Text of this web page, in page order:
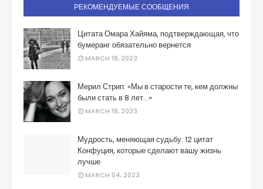
РЕКОМЕНДУЕМЫЕ СООБЩЕНИЯ
Цитата Омара Хайяма, подтверждающая, что
бумеранг обязательно вернется
MARCH 18, 2023
Мерил Стрип: «Мы в старости те, кем должны
были стать в 8 лет…»
MARCH 18, 2023
Мудрость, меняющая судьбу: 12 цитат
Конфуция, которые сделают вашу жизнь
лучше
MARCH 04, 2023